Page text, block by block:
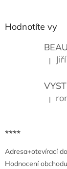
Hodnotíte vy
|
|
****
Adresa+otevírací
Hodnocení obchodu